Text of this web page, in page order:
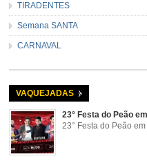
TIRADENTES
Semana SANTA
CARNAVAL
VAQUEJADAS
23° Festa do Peão
23° Festa do Peão